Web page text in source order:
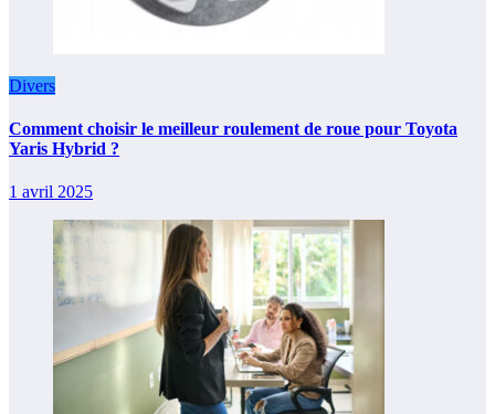
Divers
Comment choisir le meilleur roulement de roue pour Toyota
Yaris Hybrid ?
1 avril 2025